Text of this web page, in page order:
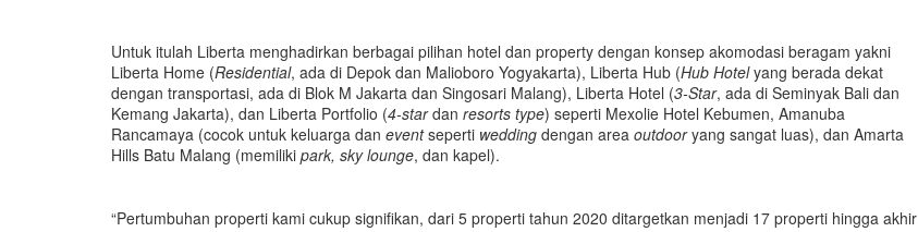
Untuk itulah Liberta menghadirkan berbagai pilihan hotel dan property dengan konsep akomodasi beragam yakni
Liberta Home (Residential, ada di Depok dan Malioboro Yogyakarta), Liberta Hub (Hub Hotelyang berada dekat
dengan transportasi, ada di Blok M Jakarta dan Singosari Malang), Liberta Hotel (3-Star, ada di Seminyak Bali dan
Kemang Jakarta), dan Liberta Portfolio (4-stardan resorts type) seperti Mexolie Hotel Kebumen, Amanuba
Rancamaya (cocok untuk keluarga dan eventseperti wedding dengan area outdooryang sangat luas), dan Amarta
Hills Batu Malang (memiliki park, sky lounge, dan kapel).
“Pertumbuhan properti kami cukup signifikan, dari 5 properti tahun 2020 ditargetkan menjadi 17 properti hingga akhir